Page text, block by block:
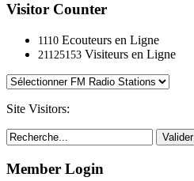
Visitor Counter
1110 Ecouteurs en Ligne
21125153 Visiteurs en Ligne
Site Visitors:
Valider
Member Login